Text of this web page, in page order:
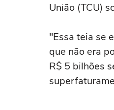
União (TCU)
"Essa teia se
que não era
R$ 5 bilhões